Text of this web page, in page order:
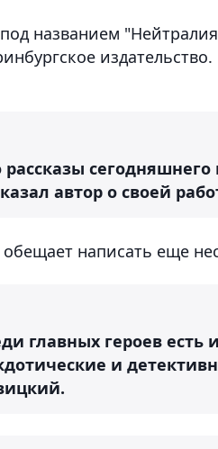
названием
издательство.
рассказы
автор о своей
написать еще
главных героев
и